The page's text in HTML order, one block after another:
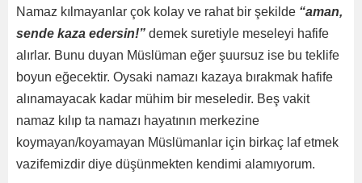
Namaz kılmayanlar çok kolay ve rahat bir şekilde “aman,
sende kaza edersin!” demek suretiyle meseleyi hafife
alırlar. Bunu duyan Müslüman eğer şuursuz ise bu teklife
boyun eğecektir. Oysaki namazı kazaya bırakmak hafife
alınamayacak kadar mühim bir meseledir. Beş vakit
namaz kılıp ta namazı hayatının merkezine
koymayan/koyamayan Müslümanlar için birkaç laf etmek
vazifemizdir diye düşünmekten kendimi alamıyorum.